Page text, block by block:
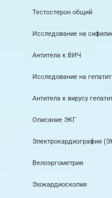
Тестостерон общий
Исследование на
Антитела к ВИЧ
Исследование на
Антитела к вирусу
Описание ЭКГ
Электрокардиография
Велоэргометрия
Эхокардиоскопия